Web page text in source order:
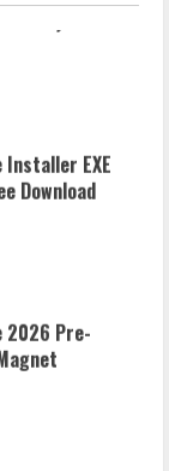
EXE
Download
Pre-
With